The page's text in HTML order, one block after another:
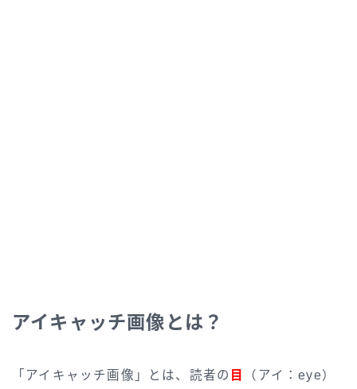
アイキャッチ画像とは？
「アイキャッチ画像」とは、読者の 目
（アイ：eye）